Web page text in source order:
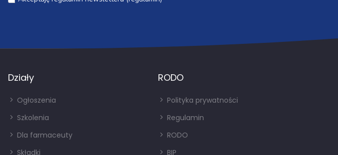
Działy
Ogłoszenia
Szkolenia
Dla farmaceuty
Składki
RODO
Polityka prywatności
Regulamin
RODO
BIP